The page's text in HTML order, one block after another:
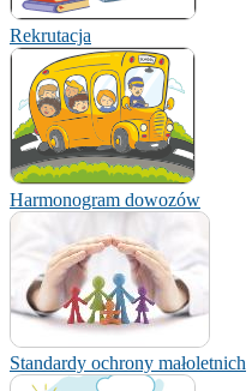
Rekrutacja
Harmonogram dowozów
Standardy ochrony małoletnich